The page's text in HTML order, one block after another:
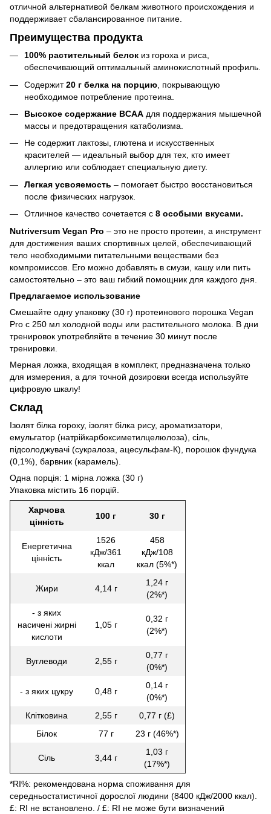
отличной альтернативой белкам животного происхождения и
поддерживает сбалансированное питание.
Преимущества продукта
100% растительный белок из гороха и риса,
обеспечивающий оптимальный аминокислотный профиль.
Содержит20 г белка на порцию , покрывающую
необходимое потребление протеина.
Высокое содержание BCAA для поддержания мышечной
массы и предотвращения катаболизма.
Не содержит лактозы, глютена и искусственных
красителей — идеальный выбор для тех, кто имеет
аллергию или соблюдает специальную диету.
Легкая усвояемость – помогает быстро восстановиться
после физических нагрузок.
Отличное качество сочетается с 8 особыми вкусами.
Nutriversum Vegan Pro – это не просто протеин, а инструмент
для достижения ваших спортивных целей, обеспечивающий
тело необходимыми питательными веществами без
компромиссов. Его можно добавлять в смузи, кашу или пить
самостоятельно – это ваш гибкий помощник для каждого дня.
Предлагаемое использование
Смешайте одну упаковку (30 г) протеинового порошка Vegan
Pro с 250 мл холодной воды или растительного молока. В дни
тренировок употребляйте в течение 30 минут после
тренировки.
Мерная ложка, входящая в комплект, предназначена только
для измерения, а для точной дозировки всегда используйте
цифровую шкалу!
Склад
Ізолят білка гороху, ізолят білка рису, ароматизатори,
емульгатор (натрійкарбоксиметилцелюлоза), сіль,
підсолоджувачі (сукралоза, ацесульфам-К), порошок фундука
(0,1%), барвник (карамель).
Одна порція: 1 мірна ложка (30 г)
Упаковка містить 16 порцій.
Харчова
цінність
100 г 30 г
Енергетична
цінність
1526
кДж/361
ккал
458
кДж/108
ккал (5%*)
Жири 4,14 г
1,24 г
(2%*)
- з яких
насичені жирні
кислоти
1,05 г
0,32 г
(2%*)
Вуглеводи 2,55 г
0,77 г
(0%*)
- з яких цукру 0,48 г
0,14 г
(0%*)
Клітковина
2,55 г
0,77 г (£)
Білок
77 г 23 г (46%*)
Сіль 3,44 г
1,03 г
(17%*)
*RI%: рекомендована норма споживання для
середньостатистичної дорослої людини (8400 кДж/2000 ккал).
£: RI не встановлено. / £: RI не може бути визначений